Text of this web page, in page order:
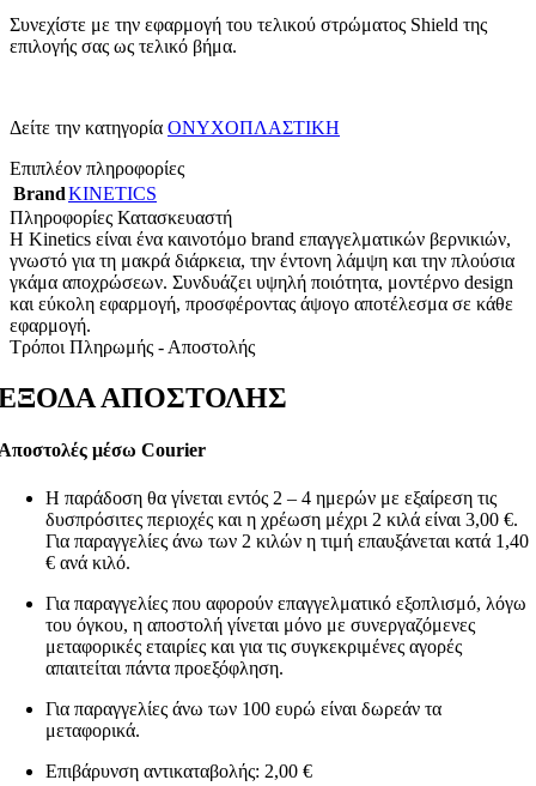
Συνεχίστε με την εφαρμογή του τελικού στρώματος Shield της
επιλογής σας ως τελικό βήμα.
Δείτε την κατηγορία ΟΝΥΧΟΠΛΑΣΤΙΚΗ
Επιπλέον πληροφορίες
BrandKINETICS
Πληροφορίες Κατασκευαστή
Η Kinetics είναι ένα καινοτόμο brand επαγγελματικών βερνικιών,
γνωστό για τη μακρά διάρκεια, την έντονη λάμψη και την πλούσια
γκάμα αποχρώσεων. Συνδυάζει υψηλή ποιότητα, μοντέρνο design
και εύκολη εφαρμογή, προσφέροντας άψογο αποτέλεσμα σε κάθε
εφαρμογή.
Τρόποι Πληρωμής - Αποστολής
ΑΠΟΣΤΟΛΗΣ
μέσω Courier
Η παράδοση θα γίνεται εντός 2 – 4 ημερών με εξαίρεση τις
δυσπρόσιτες περιοχές και η χρέωση μέχρι 2 κιλά είναι 3,00 €.
Για παραγγελίες άνω των 2 κιλών η τιμή επαυξάνεται κατά 1,40
€ ανά κιλό.
Για παραγγελίες που αφορούν επαγγελματικό εξοπλισμό, λόγω
του όγκου, η αποστολή γίνεται μόνο με συνεργαζόμενες
μεταφορικές εταιρίες και για τις συγκεκριμένες αγορές
απαιτείται πάντα προεξόφληση.
Για παραγγελίες άνω των 100 ευρώ είναι δωρεάν τα
μεταφορικά.
Επιβάρυνση αντικαταβολής: 2,00 €